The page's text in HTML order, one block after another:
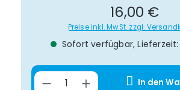
Regulärer
16,00 €
Preise inkl. MwSt. zzgl.
Sofort verfügbar,
Produkt Anzahl: Gib
In den